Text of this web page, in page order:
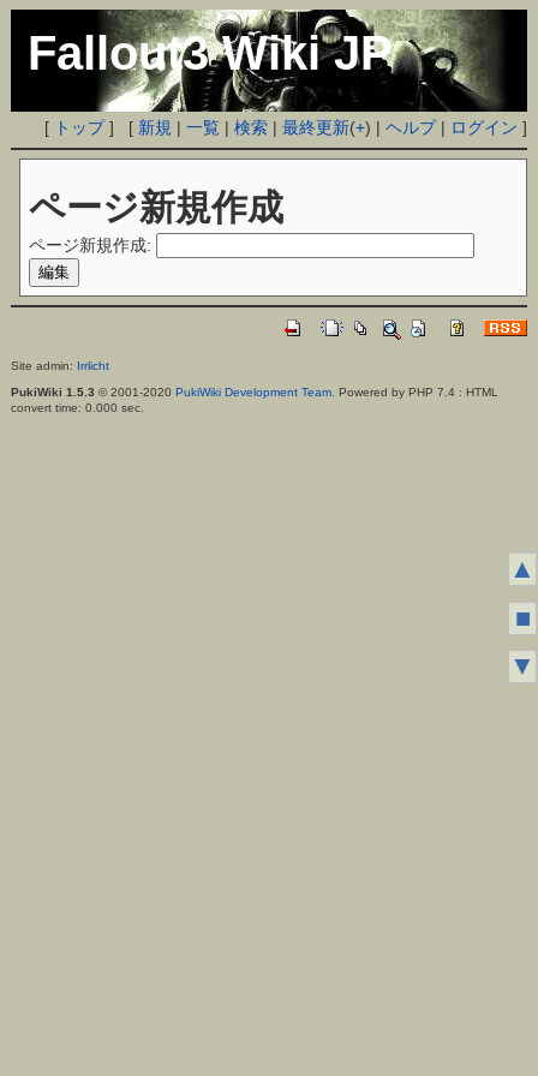
Fallout3 Wiki JP
[ トップ] [ 新規 |一覧 |検索 |最終更新(+) |ヘルプ| ログイン ]
ページ新規作成
ページ新規作成:
Site admin: Irrlicht
PukiWiki 1.5.3 © 2001-2020 PukiWiki Development Team. Powered by PHP 7.4 : HTML
convert time: 0.000 sec.
▲
■
▼